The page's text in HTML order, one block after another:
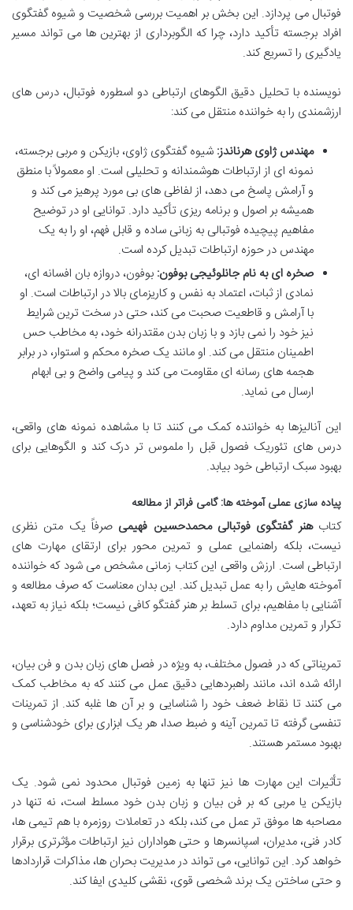
فوتبال می پردازد. این بخش بر اهمیت بررسی شخصیت و شیوه گفتگوی
افراد برجسته تأکید دارد، چرا که الگوبرداری از بهترین ها می تواند مسیر
یادگیری را تسریع کند.
نویسنده با تحلیل دقیق الگوهای ارتباطی دو اسطوره فوتبال، درس های
ارزشمندی را به خواننده منتقل می کند:
مهندس ژاوی هرناندز: شیوه گفتگوی ژاوی، بازیکن و مربی برجسته،
نمونه ای از ارتباطات هوشمندانه و تحلیلی است. او معمولاً با منطق
و آرامش پاسخ می دهد، از لفاظی های بی مورد پرهیز می کند و
همیشه بر اصول و برنامه ریزی تأکید دارد. توانایی او در توضیح
مفاهیم پیچیده فوتبالی به زبانی ساده و قابل فهم، او را به یک
مهندس در حوزه ارتباطات تبدیل کرده است.
صخره ای به نام جانلوئیجی بوفون: بوفون، دروازه بان افسانه ای،
نمادی از ثبات، اعتماد به نفس و کاریزمای بالا در ارتباطات است. او
با آرامش و قاطعیت صحبت می کند، حتی در سخت ترین شرایط
نیز خود را نمی بازد و با زبان بدن مقتدرانه خود، به مخاطب حس
اطمینان منتقل می کند. او مانند یک صخره محکم و استوار، در برابر
هجمه های رسانه ای مقاومت می کند و پیامی واضح و بی ابهام
ارسال می نماید.
این آنالیزها به خواننده کمک می کنند تا با مشاهده نمونه های واقعی،
درس های تئوریک فصول قبل را ملموس تر درک کند و الگوهایی برای
بهبود سبک ارتباطی خود بیابد.
پیاده سازی عملی آموخته ها: گامی فراتر از مطالعه
کتابهنر گفتگوی فوتبالی محمدحسین فهیمی صرفاً یک متن نظری
نیست، بلکه راهنمایی عملی و تمرین محور برای ارتقای مهارت های
ارتباطی است. ارزش واقعی این کتاب زمانی مشخص می شود که خواننده
آموخته هایش را به عمل تبدیل کند. این بدان معناست که صرف مطالعه و
آشنایی با مفاهیم، برای تسلط بر هنر گفتگو کافی نیست؛ بلکه نیاز به تعهد،
تکرار و تمرین مداوم دارد.
تمریناتی که در فصول مختلف، به ویژه در فصل های زبان بدن و فن بیان،
ارائه شده اند، مانند راهبردهایی دقیق عمل می کنند که به مخاطب کمک
می کنند تا نقاط ضعف خود را شناسایی و بر آن ها غلبه کند. از تمرینات
تنفسی گرفته تا تمرین آینه و ضبط صدا، هر یک ابزاری برای خودشناسی و
بهبود مستمر هستند.
تأثیرات این مهارت ها نیز تنها به زمین فوتبال محدود نمی شود. یک
بازیکن یا مربی که بر فن بیان و زبان بدن خود مسلط است، نه تنها در
مصاحبه ها موفق تر عمل می کند، بلکه در تعاملات روزمره با هم تیمی ها،
کادر فنی، مدیران، اسپانسرها و حتی هواداران نیز ارتباطات مؤثرتری برقرار
خواهد کرد. این توانایی، می تواند در مدیریت بحران ها، مذاکرات قراردادها
و حتی ساختن یک برند شخصی قوی، نقشی کلیدی ایفا کند.